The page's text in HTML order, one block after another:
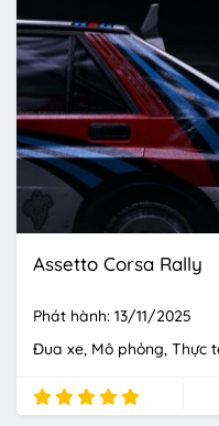
Assetto Corsa Rally
Phát hành: 13/11/2025
Đua xe Mô phỏng Thực